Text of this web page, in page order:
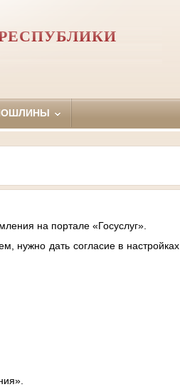
на портале «Госуслуг».
нужно дать согласие в настройках